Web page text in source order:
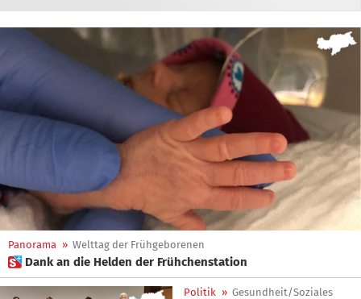
Panorama » Welttag der Frühgeborenen
 Dank an die Helden der Frühchenstation
Politik » Gesundheit/Soziales